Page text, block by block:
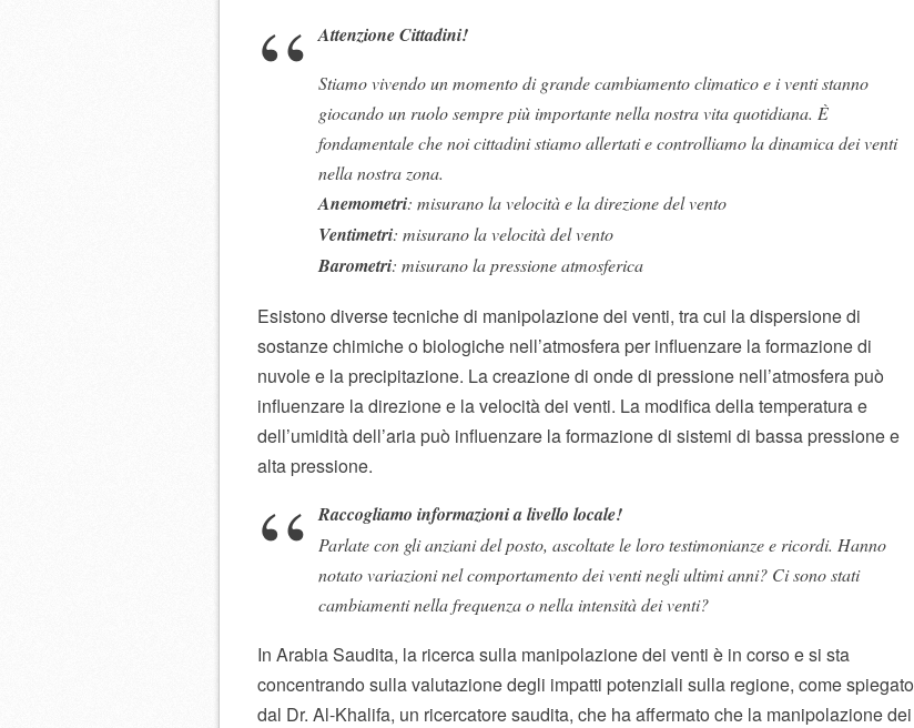
Attenzione Cittadini!
Stiamo vivendo un momento di grande cambiamento climatico e i venti stanno
giocando un ruolo sempre più importante nella nostra vita quotidiana. È
fondamentale che noi cittadini stiamo allertati e controlliamo la dinamica dei venti
nella nostra zona.
Anemometri: misurano la velocità e la direzione del vento
Ventimetri: misurano la velocità del vento
Barometri: misurano la pressione atmosferica
Esistono diverse tecniche di manipolazione dei venti, tra cui la dispersione di
sostanze chimiche o biologiche nell’atmosfera per influenzare la formazione di
nuvole e la precipitazione. La creazione di onde di pressione nell’atmosfera può
influenzare la direzione e la velocità dei venti. La modifica della temperatura e
dell’umidità dell’aria può influenzare la formazione di sistemi di bassa pressione e
alta pressione.
Raccogliamo informazioni a livello locale!
Parlate con gli anziani del posto, ascoltate le loro testimonianze e ricordi. Hanno
notato variazioni nel comportamento dei venti negli ultimi anni? Ci sono stati
cambiamenti nella frequenza o nella intensità dei venti?
In Arabia Saudita, la ricerca sulla manipolazione dei venti è in corso e si sta
concentrando sulla valutazione degli impatti potenziali sulla regione, come spiegato
dal Dr. Al-Khalifa, un ricercatore saudita, che ha affermato che la manipolazione dei